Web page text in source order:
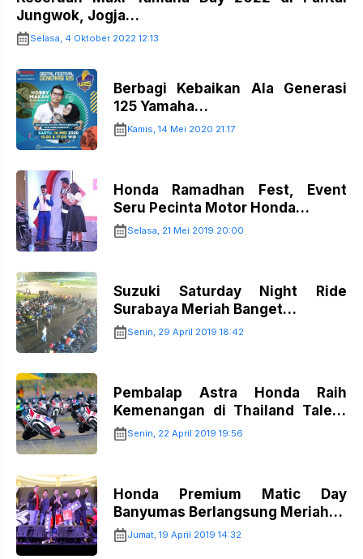
Jungwok, Jogja…
Selasa, 4 Oktober 2022 12:13
Berbagi Kebaikan Ala Generasi
125 Yamaha…
Kamis, 14 Mei 2020 21:17
Honda Ramadhan Fest, Event
Seru Pecinta Motor Honda…
Selasa, 21 Mei 2019 20:00
Suzuki Saturday Night Ride
Surabaya Meriah Banget…
Senin, 29 April 2019 18:42
Pembalap Astra Honda Raih
Kemenangan di Thailand Talent
Cup 2019…
Senin, 22 April 2019 19:56
Honda Premium Matic Day
Banyumas Berlangsung Meriah…
Jumat, 19 April 2019 14:32